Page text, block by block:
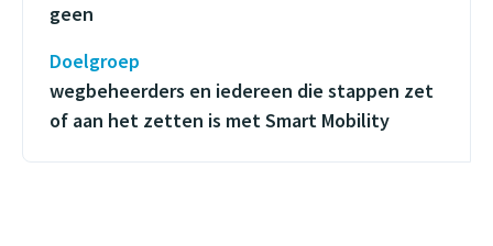
geen
Doelgroep
wegbeheerders en iedereen die stappen zet
of aan het zetten is met Smart Mobility